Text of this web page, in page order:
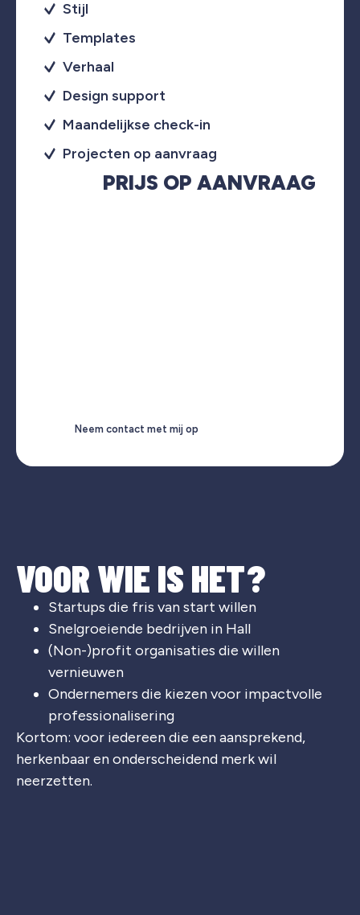
Stijl
Templates
Verhaal
Design support
Maandelijkse check-in
Projecten op aanvraag
PRIJS OP AANVRAAG
Neem contact met mij op
VOOR WIE IS HET?
Startups die fris van start willen
Snelgroeiende bedrijven in Hall
(Non-)profit organisaties die willen
vernieuwen
Ondernemers die kiezen voor impactvolle
professionalisering
Kortom: voor iedereen die een aansprekend,
herkenbaar en onderscheidend merk wil
neerzetten.